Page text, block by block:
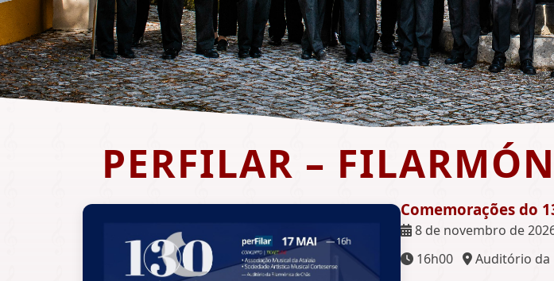
PERFILAR –
Comemorações do
8 de novembro de
16h00
Auditório da